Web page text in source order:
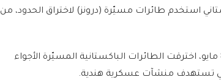
استخدم طائرات مسيّرة (درونز) لاختراق الحدود، من
كما أوضحت أنه في الليلة السابقة، أي بين 7 و8 مايو، اخترقت الطائرات الباكستانية المسيّرة الأجواء
تستهدف منشآت عسكرية هندية.